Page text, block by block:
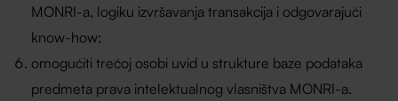
MONRI-a, logiku izvršavanja transakcija i odgovarajući
know-how;
omogućiti trećoj osobi uvid u strukture baze podataka
predmeta prava intelektualnog vlasništva MONRI-a.